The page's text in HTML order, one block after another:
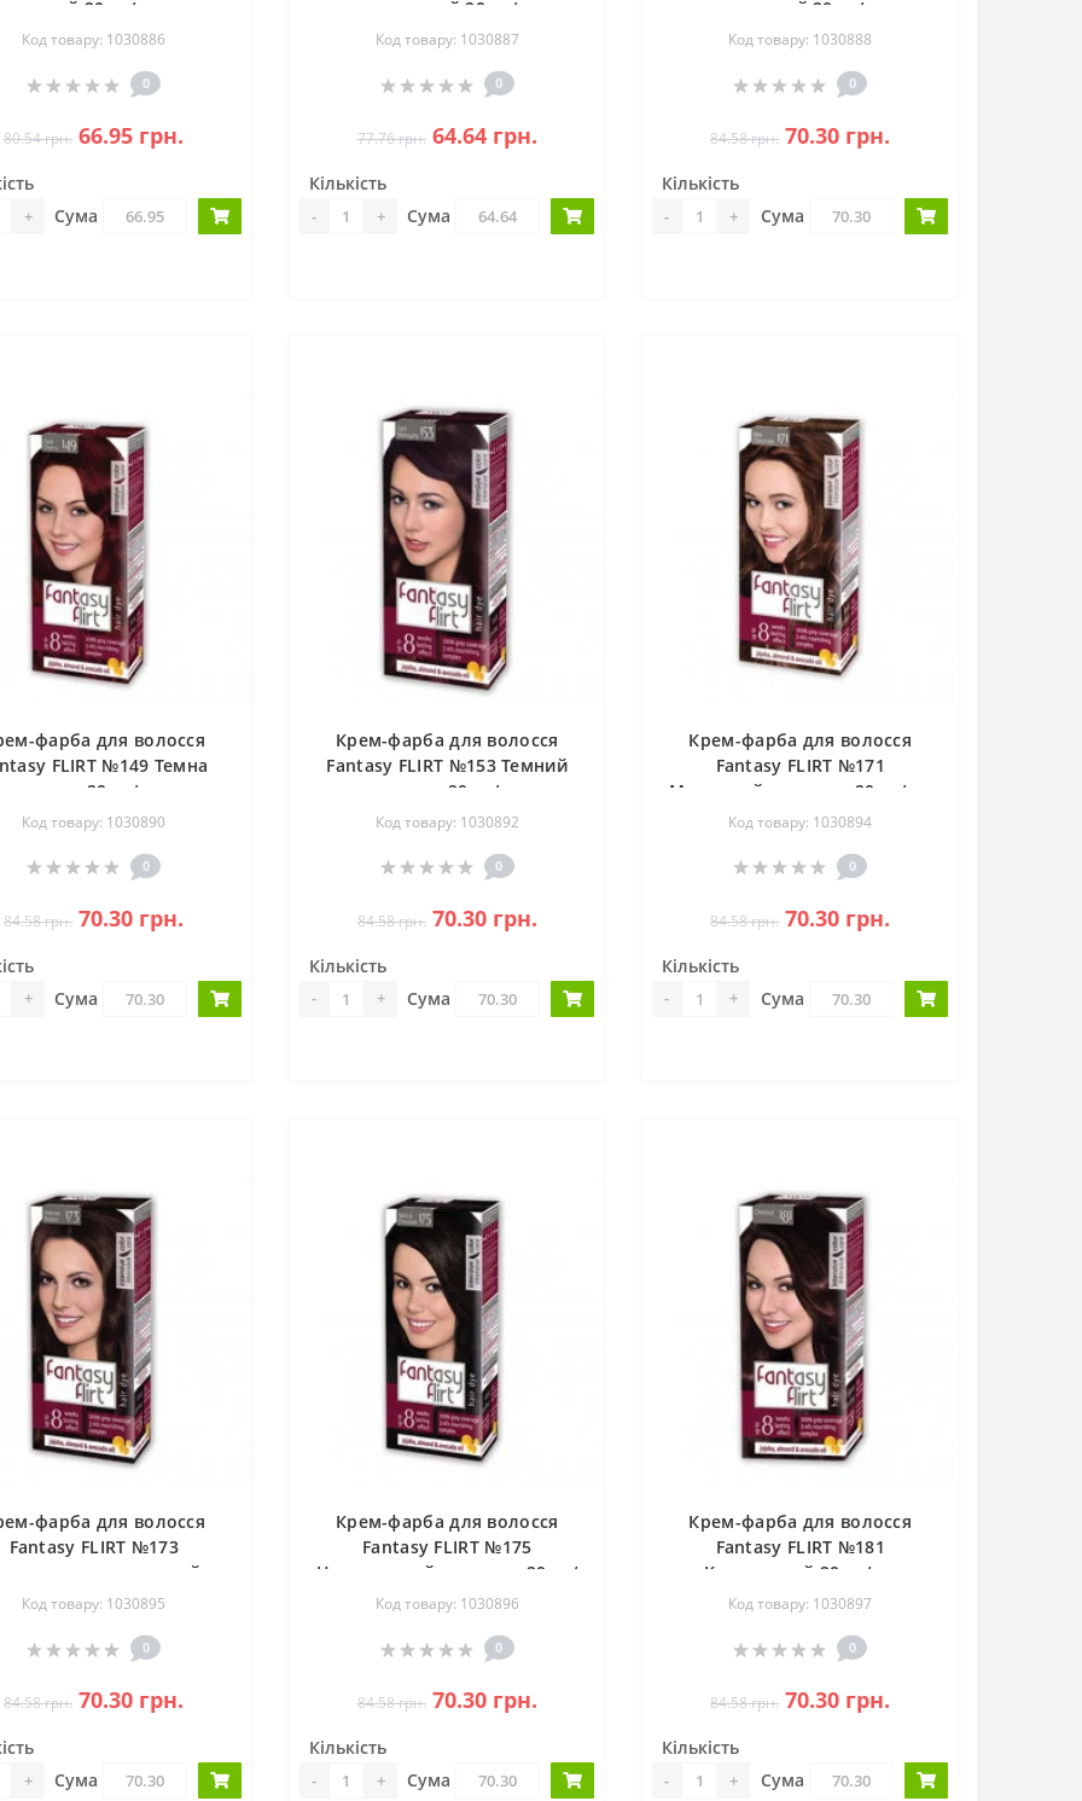
русий 20шт/ящ
Код товару: 1030886
0
80.54 грн. 66.95 грн.
+ Сума
коричневий 20шт/ящ
Код товару: 1030887
0
77.76 грн. 64.64 грн.
Кількість
- + Сума
пепельний 20шт/ящ
3800213308675
Код товару: 1030888
0
84.58 грн. 70.30 грн.
Кількість
- + Сума
фарба для волосся
FLIRT №149 Темна
вишня 20шт/ящ
Код товару: 1030890
0
84.58 грн. 70.30 грн.
+ Сума
Крем-фарба для волосся
Fantasy FLIRT №153 Темний
махагон 20шт/ящ
Код товару: 1030892
0
84.58 грн. 70.30 грн.
Кількість
- + Сума
Крем-фарба для волосся
Fantasy FLIRT №171
Молочний шоколад 20шт/ящ
3800213308675
Код товару: 1030894
0
84.58 грн. 70.30 грн.
Кількість
- + Сума
фарба для волосся
Fantasy FLIRT №173
коричневий
20шт/ящ
Код товару: 1030895
0
84.58 грн. 70.30 грн.
+ Сума
Крем-фарба для волосся
Fantasy FLIRT №175
Натуральний шоколад 20шт/
ящ
Код товару: 1030896
0
84.58 грн. 70.30 грн.
Кількість
- + Сума
Крем-фарба для волосся
Fantasy FLIRT №181
Каштановий 20шт/ящ
Код товару: 1030897
0
84.58 грн. 70.30 грн.
Кількість
- + Сума